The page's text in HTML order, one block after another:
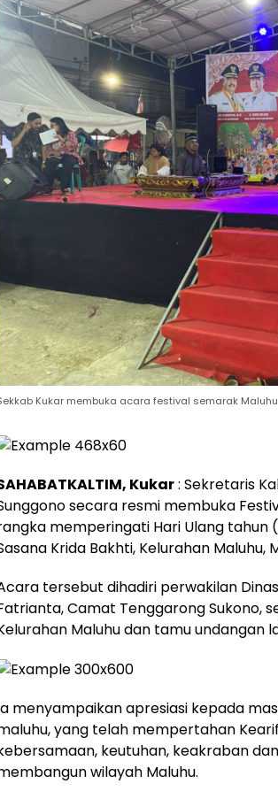
Kukar membuka acara festival semarak Maluhu
Kukar: Sekretaris
secara resmi membuka
memperingati Hari Ulang tahun
Krida Bakhti, Kelurahan Maluhu,
tersebut dihadiri perwakilan
Camat Tenggarong Sukono,
Maluhu dan tamu undangan
menyampaikan apresiasi kepada
yang telah mempertahan
keutuhan, keakraban
wilayah Maluhu.